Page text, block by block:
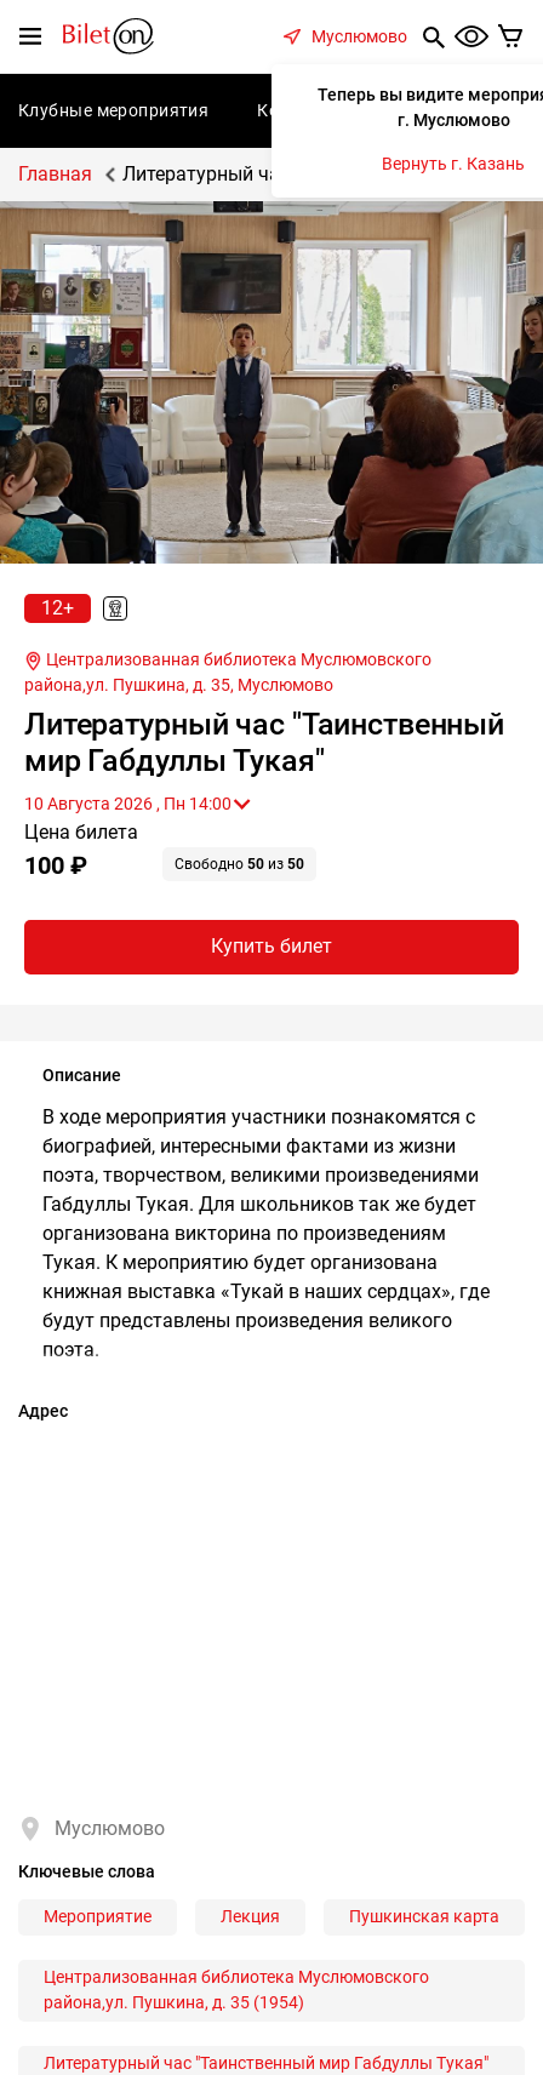
Меню
Муслюмово
Теперь вы видите
г. Муслюмово
Вернуть г. Казань
Клубные мероприятия Концерты Спектакли
Главная Литературный час "Таинственный мир
12+
района,ул. Пушкина, д. 35, Муслюмово
Литературный час "Таинственный
мир Габдуллы Тукая"
10 Августа 2026 , Пн 14:00
Цена билета
100 ₽ Свободно 50 из 50
Купить билет
Описание
В ходе мероприятия участники познакомятся с
биографией, интересными фактами из жизни
поэта, творчеством, великими произведениями
Габдуллы Тукая. Для школьников так же будет
организована викторина по произведениям
Тукая. К мероприятию будет организована
книжная выставка «Тукай в наших сердцах», где
будут представлены произведения великого
поэта.
Адрес
Муслюмово
Ключевые слова
Мероприятие Лекция Пушкинская карта
Централизованная библиотека Муслюмовского
района,ул. Пушкина, д. 35 (1954)
Литературный час "Таинственный мир Габдуллы Тукая"